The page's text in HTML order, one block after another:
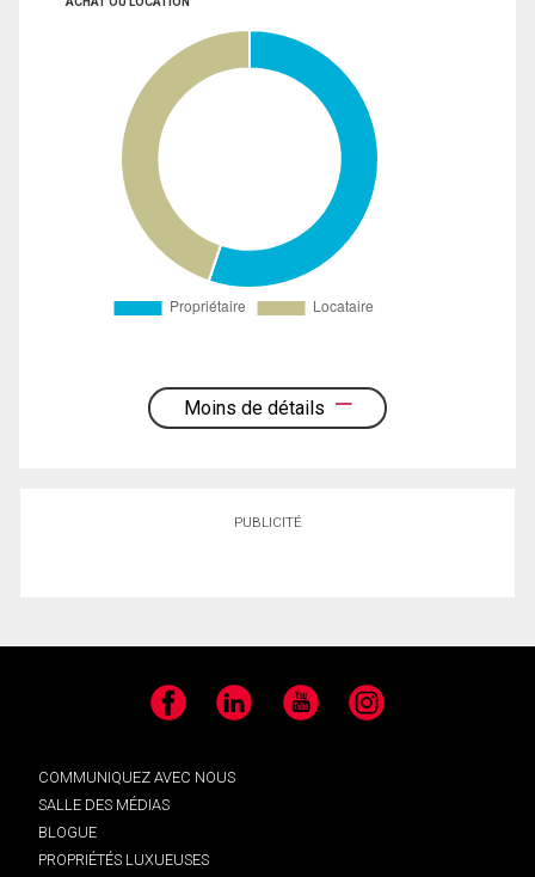
Moins de détails
PUBLICITÉ
Facebook LinkedIn YouTube Instagram
COMMUNIQUEZ AVEC NOUS
SALLE DES MÉDIAS
BLOGUE
PROPRIÉTÉS LUXUEUSES